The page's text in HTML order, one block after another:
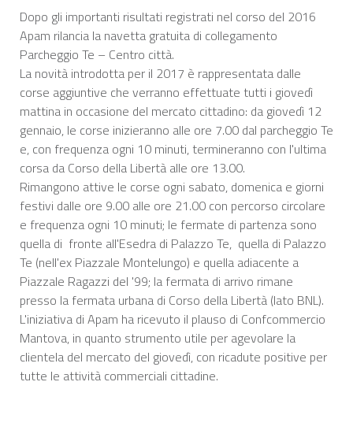
Dopo gli importanti risultati registrati nel corso del 2016
Apam rilancia la navetta gratuita di collegamento
Parcheggio Te – Centro città.
La novità introdotta per il 2017 è rappresentata dalle
corse aggiuntive che verranno effettuate tutti i giovedì
mattina in occasione del mercato cittadino: da giovedì 12
gennaio, le corse inizieranno alle ore 7.00 dal parcheggio Te
e, con frequenza ogni 10 minuti, termineranno con l'ultima
corsa da Corso della Libertà alle ore 13.00.
Rimangono attive le corse ogni sabato, domenica e giorni
festivi dalle ore 9.00 alle ore 21.00 con percorso circolare
e frequenza ogni 10 minuti; le fermate di partenza sono
quella di fronte all'Esedra di Palazzo Te, quella di Palazzo
Te (nell'ex Piazzale Montelungo) e quella adiacente a
Piazzale Ragazzi del '99; la fermata di arrivo rimane
presso la fermata urbana di Corso della Libertà (lato BNL).
L'iniziativa di Apam ha ricevuto il plauso di Confcommercio
Mantova, in quanto strumento utile per agevolare la
clientela del mercato del giovedì, con ricadute positive per
tutte le attività commerciali cittadine.